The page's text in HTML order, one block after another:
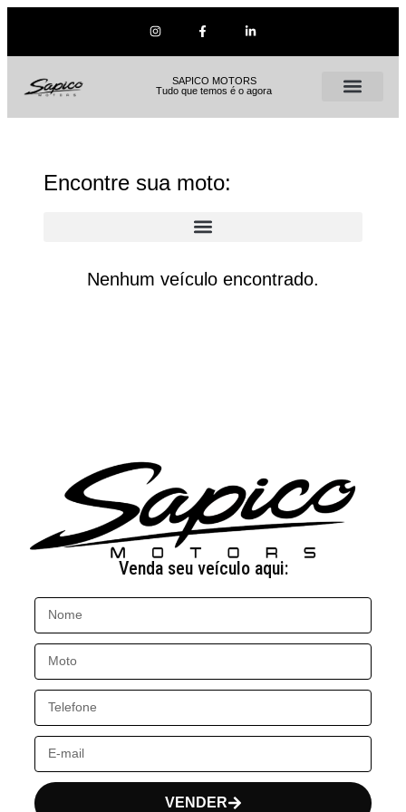
SAPICO MOTORS
Tudo que temos é o agora
Encontre sua moto:
Nenhum veículo encontrado.
Venda seu veículo aqui:
VENDER